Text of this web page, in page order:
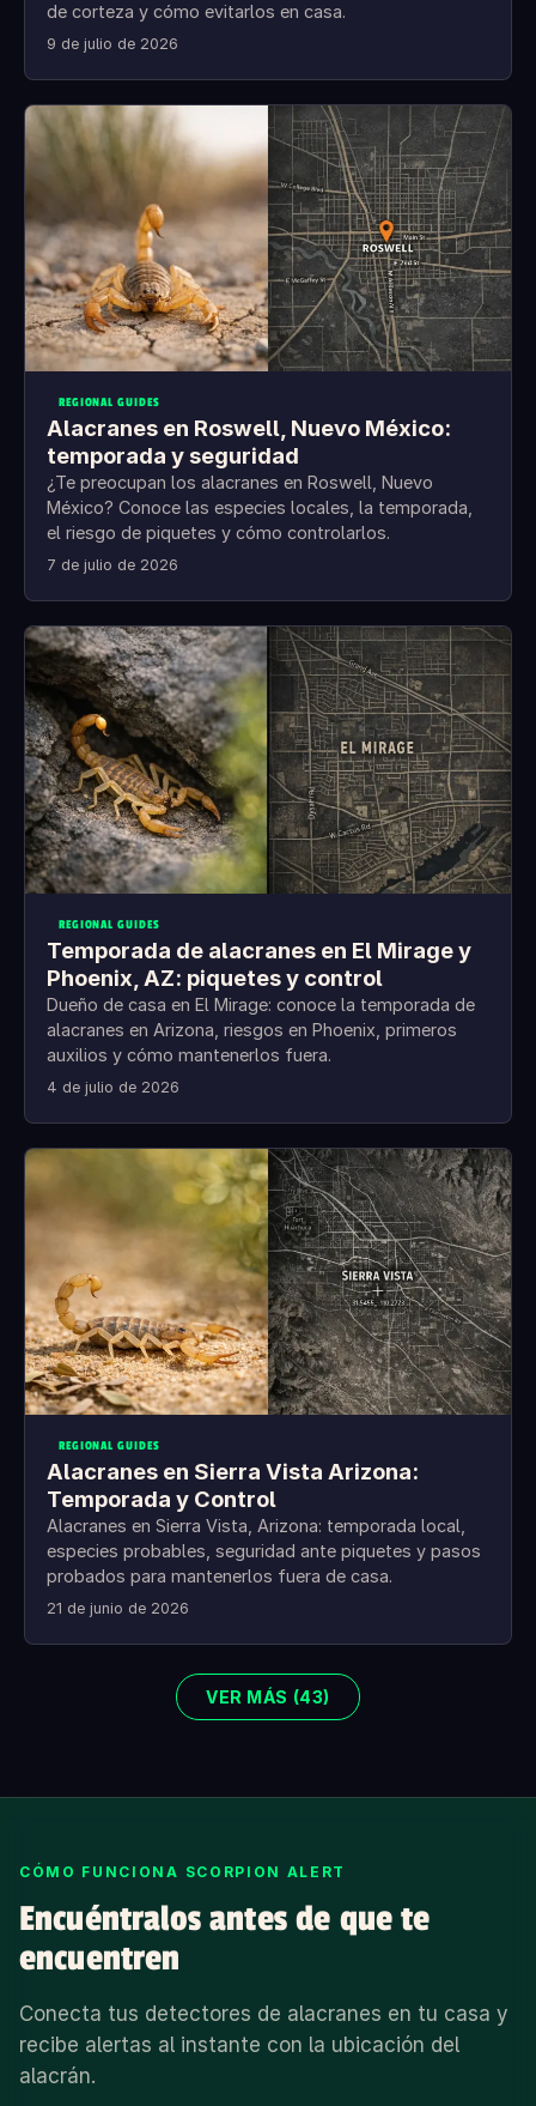
de corteza y cómo evitarlos en casa.
9 de julio de 2026
REGIONAL GUIDES
Alacranes en Roswell, Nuevo México:
temporada y seguridad
¿Te preocupan los alacranes en Roswell, Nuevo
México? Conoce las especies locales, la temporada,
el riesgo de piquetes y cómo controlarlos.
7 de julio de 2026
REGIONAL GUIDES
Temporada de alacranes en El Mirage y
Phoenix, AZ: piquetes y control
Dueño de casa en El Mirage: conoce la temporada de
alacranes en Arizona, riesgos en Phoenix, primeros
auxilios y cómo mantenerlos fuera.
4 de julio de 2026
REGIONAL GUIDES
Alacranes en Sierra Vista Arizona:
Temporada y Control
Alacranes en Sierra Vista, Arizona: temporada local,
especies probables, seguridad ante piquetes y pasos
probados para mantenerlos fuera de casa.
21 de junio de 2026
VER MÁS (43)
CÓMO FUNCIONA SCORPION ALERT
Encuéntralos antes de que te
encuentren
Conecta tus detectores de alacranes en tu casa y
recibe alertas al instante con la ubicación del
alacrán.